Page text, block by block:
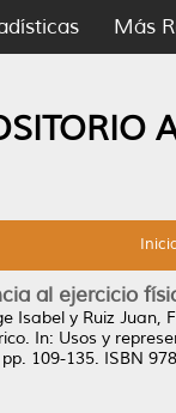
Más
al ejercicio
Isabel y Ruiz Juan,
In: Usos y
109-135. ISBN